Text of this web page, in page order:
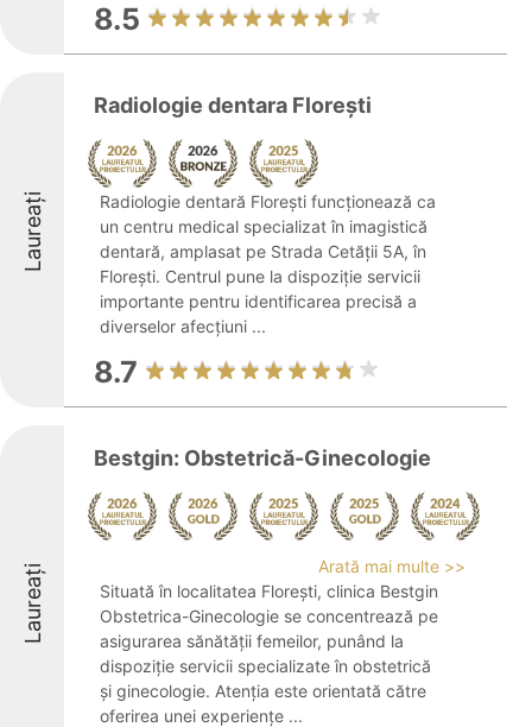
8.5
Laureați
Radiologie dentara Floreşti
Radiologie dentară Floreşti funcționează ca
un centru medical specializat în imagistică
dentară, amplasat pe Strada Cetății 5A, în
Florești. Centrul pune la dispoziție servicii
importante pentru identificarea precisă a
diverselor afecțiuni ...
8.7
Laureați
Bestgin: Obstetrică-Ginecologie
Arată mai multe >>
Situată în localitatea Florești, clinica Bestgin
Obstetrica-Ginecologie se concentrează pe
asigurarea sănătății femeilor, punând la
dispoziție servicii specializate în obstetrică
și ginecologie. Atenția este orientată către
oferirea unei experiențe ...